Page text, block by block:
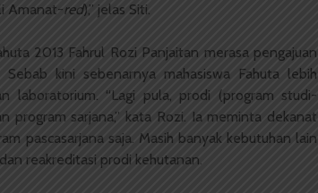
Amanat-red),” jelas Siti.
2013 Fahrul Rozi Panjaitan merasa pengajuan
kini sebenarnya mahasiswa Fahuta lebih
laboratorium. “Lagi pula, prodi (program studi-
program sarjana,” kata Rozi. Ia meminta dekanat
pascasarjana saja. Masih banyak kebutuhan lain
reakreditasi prodi kehutanan.